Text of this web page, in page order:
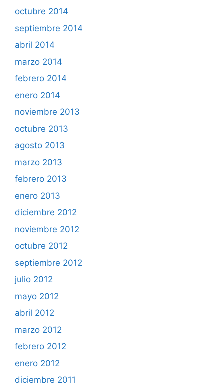
octubre 2014
septiembre 2014
abril 2014
marzo 2014
febrero 2014
enero 2014
noviembre 2013
octubre 2013
agosto 2013
marzo 2013
febrero 2013
enero 2013
diciembre 2012
noviembre 2012
octubre 2012
septiembre 2012
julio 2012
mayo 2012
abril 2012
marzo 2012
febrero 2012
enero 2012
diciembre 2011